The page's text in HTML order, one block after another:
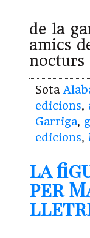
de la
amics
Sota
edicions,
Garriga,
edicions,
la
per